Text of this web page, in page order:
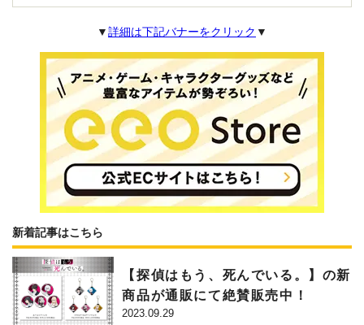
▼詳細は下記バナーをクリック ▼
新着記事はこちら
【探偵はもう、死んでいる。】の新
商品が通販にて絶賛販売中！
2023.09.29